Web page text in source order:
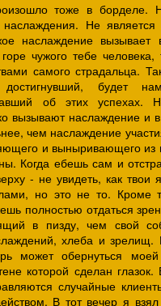
тоже в
наслаждения. Не
наслаждение
чужого тебе
самого страдальца.
будет
об этих
вызывают наслаждение и
чем наслаждение
и выныривающего из
Когда ебешь сам и
- не увидеть, как
но это не то. Кроме
полностью отдаться
в пизду, чем свой
хлеба и
может обернуться
которой сделан
случайные
В тот вечер я